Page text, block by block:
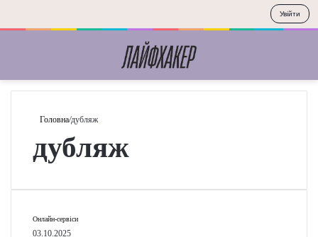
Головна/дубляж
дубляж
H
B
Онлайн-сервіси
03.10.2025
Увійти